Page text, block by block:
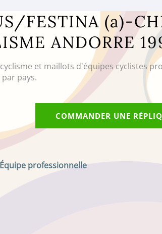
FESTINA (a)-
ANDORRE
et maillots d'équipes cyclistes
pays.
COMMANDER UNE
Équipe professionnelle